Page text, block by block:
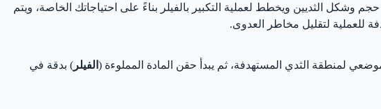
وشكل الثديين ويخطط لعملية التكبير بالفيلر بناءً على احتياجاتك الخاصة، ويتم
للعملية لتقليل مخاطر العدوى.
لمنطقة الثدي المستهدفة، ثم يبدأ حقن المادة المملوءة ( الفيلر ) بدقة في